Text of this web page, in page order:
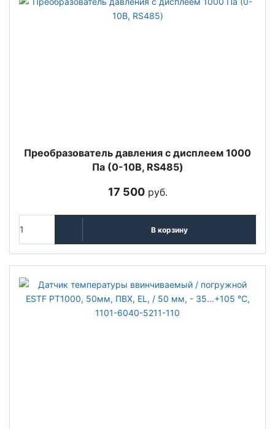
Преобразователь давления с дисплеем 1000
Па (0-10В, RS485)
17 500руб.
В корзину